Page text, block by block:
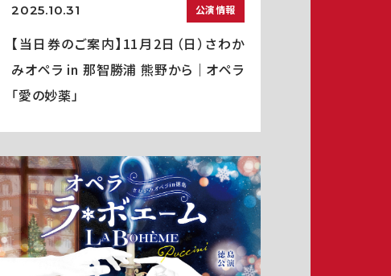
2025.10.31 公演情報
【当日券のご案内】11月2日（日）さわか
みオペラ in 那智勝浦 熊野から｜オペラ
「愛の妙薬」